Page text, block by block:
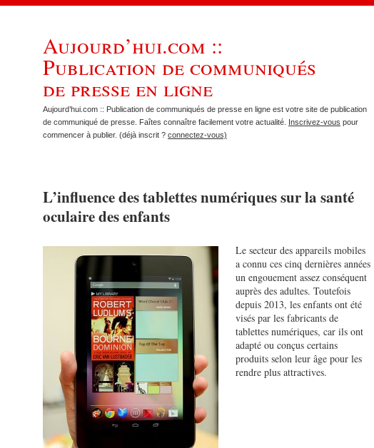
Aujourd’hui.com ::
Publication de communiqués
de presse en ligne
Aujourd’hui.com :: Publication de communiqués de presse en ligne est votre site de publication
de communiqué de presse. Faîtes connaître facilement votre actualité. Inscrivez-vous pour
commencer à publier. (déjà inscrit ? connectez-vous)
L’influence des tablettes numériques sur la santé
oculaire des enfants
Le secteur des appareils mobiles
a connu ces cinq dernières années
un engouement assez conséquent
auprès des adultes. Toutefois
depuis 2013, les enfants ont été
visés par les fabricants de
tablettes numériques, car ils ont
adapté ou conçus certains
produits selon leur âge pour les
rendre plus attractives.